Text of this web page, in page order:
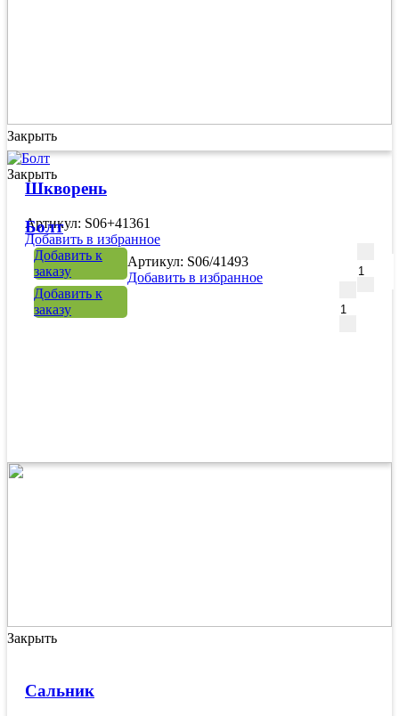
Закрыть
Шкворень
Артикул: S06+41361
Добавить в избранное
Добавить к
заказу
Закрыть
Болт
Артикул: S06/41493
Добавить в избранное
Добавить к
заказу
Закрыть
Сальник